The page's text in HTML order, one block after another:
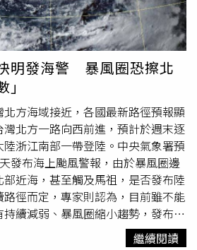
有局部雷陣雨發生機率。至於13日
減弱，但水氣依舊偏多，清晨西南
境維持不穩定，午後西半部容易發
仍應留意天氣變化。另外，中央氣
颱風路徑潛勢預測顯示，中度颱風
預估7日通過琉球附近，8日進入東
慢，路徑預報的不確定性也將逐漸
登陸浙江的機率較高。吳德榮進一
新系集模式分析，颱風進入東海南
擬路徑較先前減少，代表完全避開
降低；反而偏向中國大陸沿岸後再
因此暴風圈仍有可能來不及完全避開
化仍需持續密切觀察。
明發海警 暴風圈恐擦北
方海域接近，各國最新路徑預報顯
北方一路向西前進，預計於週末逐
浙江南部一帶登陸。中央氣象署預
發布海上颱風警報，由於暴風圈邊
近海，甚至觸及馬祖，是否發布陸
路徑而定，專家則認為，目前雖不能
續減弱、暴風圈縮小趨勢，發布陸
氣象署預估，白海豚本週末最接近台
繼續閱讀